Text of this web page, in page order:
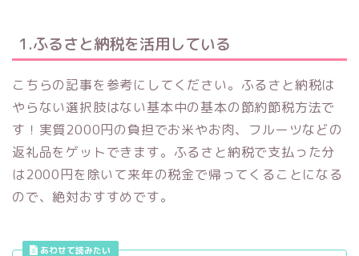
1.ふるさと納税を活用している
こちらの記事を参考にしてください。ふるさと納税は
やらない選択肢はない基本中の基本の節約節税方法で
す！実質2000円の負担でお米やお肉、フルーツなどの
返礼品をゲットできます。ふるさと納税で支払った分
は2000円を除いて来年の税金で帰ってくることになる
ので、絶対おすすめです。